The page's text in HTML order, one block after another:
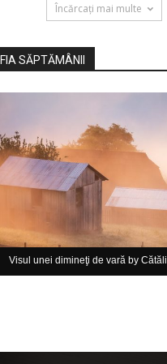
Încărcați mai multe
SĂPTĂMÂNII
Visul unei dimineţi de vară by